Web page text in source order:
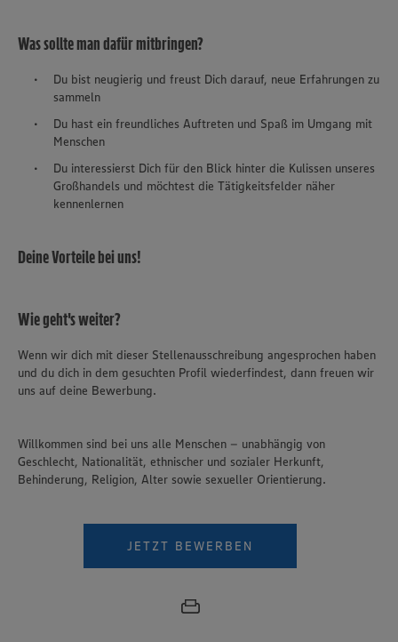
Wir setzen Cookies und andere Technologien ein, um Ihnen
ein bestmögliches Nutzungserlebnis unserer Website zu
Was sollte man dafür mitbringen?
Du bist neugierig und freust Dich darauf, neue Erfahrungen zu
sammeln
Du hast ein freundliches Auftreten und Spaß im Umgang mit
Menschen
Du interessierst Dich für den Blick hinter die Kulissen unseres
Großhandels und möchtest die Tätigkeitsfelder näher
kennenlernen
Deine Vorteile bei uns!
Wie geht's weiter?
Wenn wir dich mit dieser Stellenausschreibung angesprochen haben
und du dich in dem gesuchten Profil wiederfindest, dann freuen wir
uns auf deine Bewerbung.
Willkommen sind bei uns alle Menschen – unabhängig von
Geschlecht, Nationalität, ethnischer und sozialer Herkunft,
Behinderung, Religion, Alter sowie sexueller Orientierung.
JETZT BEWERBEN